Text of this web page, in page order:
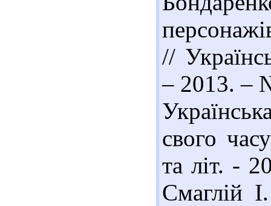
//
– 2013. –
свого
та літ. -
Смаглій